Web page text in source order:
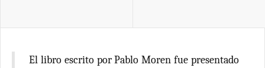
El libro escrito por Pablo Moren fue presentado